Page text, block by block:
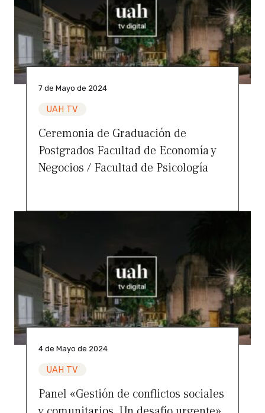
7 de Mayo de 2024
UAH TV
Ceremonia de Graduación de
Postgrados Facultad de Economía y
Negocios / Facultad de Psicología
4 de Mayo de 2024
UAH TV
Panel «Gestión de conflictos sociales